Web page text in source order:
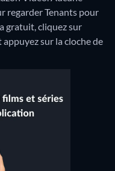
regarder Tenants pour
gratuit, cliquez sur
sur la cloche de